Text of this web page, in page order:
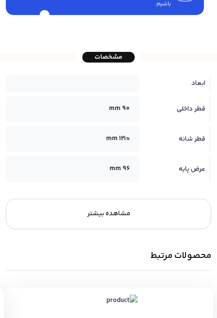
باشیم.
مشخصات
ابعاد
قطر داخلی 90 mm
قطر شانه ≈121 mm
عرض پایه 96 mm
مشاهده بیشتر
محصولات مرتبط